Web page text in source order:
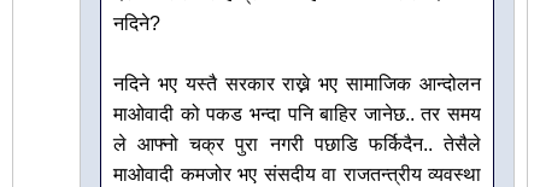
नदिने?
नदिने भए यस्तै सरकार राख्ने भए सामाजिक आन्दोलन
माओवादी को पकड भन्दा पनि बाहिर जानेछ.. तर समय
ले आफ्नो चक्र पुरा नगरी पछाडि फर्किदैन.. तेसैले
माओवादी कमजोर भए संसदीय वा राजतन्त्रीय व्यवस्था